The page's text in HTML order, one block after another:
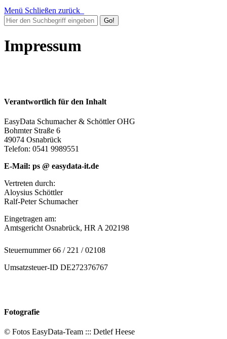
Menü Schließen zurück
Impressum
Verantwortlich für den Inhalt
EasyData Schumacher & Schöttler OHG
Bohmter Straße 6
49074 Osnabrück
Telefon: 0541 9989551
E-Mail: ps @ easydata-it.de
Vertreten durch:
Aloysius Schöttler
Ralf-Peter Schumacher
Eingetragen am:
Amtsgericht Osnabrück, HR A 202198
Steuernummer 66 / 221 / 02108
Umsatzsteuer-ID DE272376767
Fotografie
© Fotos EasyData-Team ::: Detlef Heese